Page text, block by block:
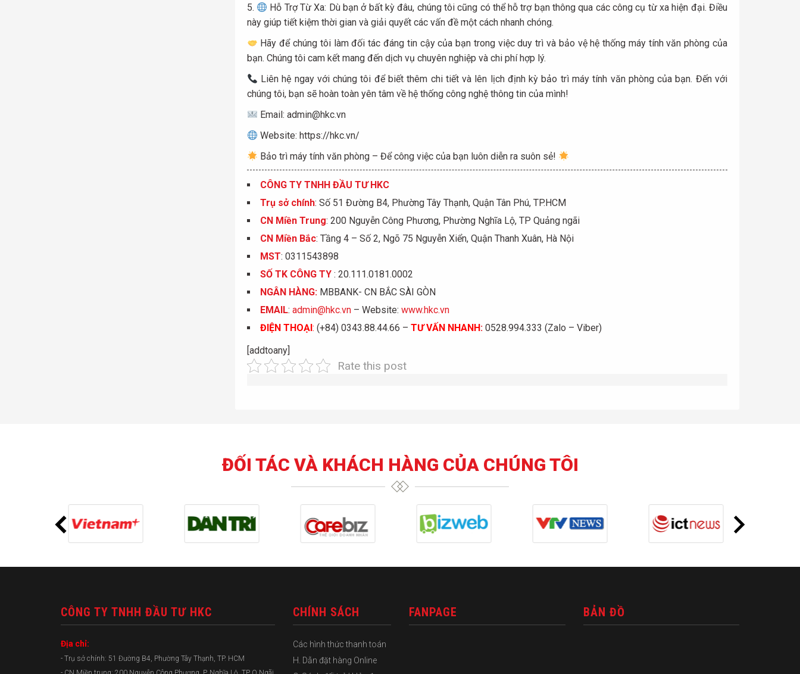
Hỗ Trợ Từ Xa: Dù bạn ở bất kỳ đâu, chúng tôi cũng có thể hỗ trợ bạn thông qua các công cụ từ xa hiện đại. Điều
này giúp tiết kiệm thời gian và giải quyết các vấn đề một cách nhanh chóng.
Hãy để chúng tôi làm đối tác đáng tin cậy của bạn trong việc duy trì và bảo vệ hệ thống máy tính văn phòng của
bạn. Chúng tôi cam kết mang đến dịch vụ chuyên nghiệp và chi phí hợp lý.
Liên hệ ngay với chúng tôi để biết thêm chi tiết và lên lịch định kỳ bảo trì máy tính văn phòng của bạn. Đến với
chúng tôi, bạn sẽ hoàn toàn yên tâm về hệ thống công nghệ thông tin của mình!
Email: admin@hkc.vn
Website: https://hkc.vn/
Bảo trì máy tính văn phòng – Để công việc của bạn luôn diễn ra suôn sẻ!
CÔNG TY TNHH ĐẦU TƯ HKC
Trụ sở chính: Số 51 Đường B4, Phường Tây Thạnh, Quận Tân Phú, TP.HCM
CN Miền Trung: 200 Nguyễn Công Phương, Phường Nghĩa Lộ, TP Quảng ngãi
CN Miền Bắc: Tầng 4 – Số 2, Ngõ 75 Nguyễn Xiển, Quận Thanh Xuân, Hà Nội
MST: 0311543898
SỐTK CÔNG TY: 20.111.0181.0002
NGÂN HÀNG: MBBANK- CN BẮC SÀI GÒN
EMAIL: admin@hkc.vn– Website: www.hkc.vn
ĐIỆN THOẠI: (+84) 0343.88.44.66 – TƯ VẤN NHANH:0528.994.333 (Zalo – Viber)
[addtoany]
Rate this post
ĐỐI TÁC VÀ KHÁCH HÀNG CỦA CHÚNG TÔI
CÔNG TY TNHH ĐẦU TƯ HKC
Địa chỉ:
- Trụ sở chính: 51 Đường B4, Phường Tây Thạnh, TP. HCM
CHÍNH SÁCH
Các hình thức thanh toán
H. Dẫn đặt hàng Online
FANPAGE BẢN ĐỒ